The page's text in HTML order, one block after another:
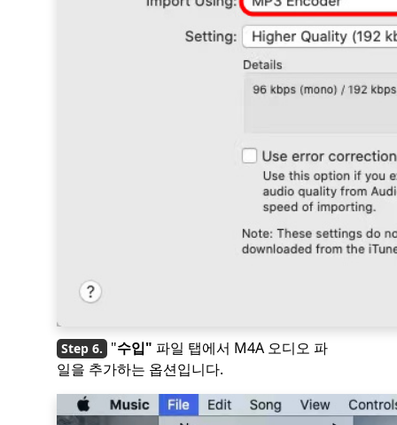
"수입" 파일 탭에서 M4A 오디오 파
일을 추가하는 옵션입니다.